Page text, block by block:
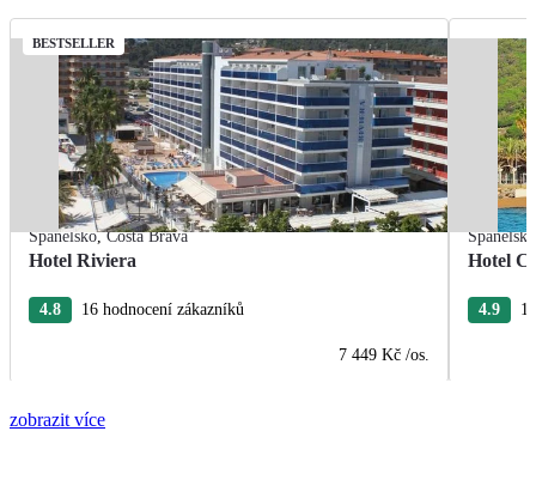
BESTSELLER
Španělsko,Costa Brava
Hotel Riviera
4.8 16 hodnocení zákazníků
7 449 Kč /os.
Španělsko
Hotel
4.9
zobrazit více